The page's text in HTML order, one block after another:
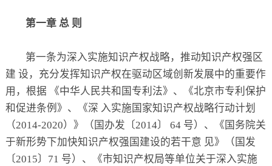
关于
第一章 总 则
第一条为深入实施知识产权战略，推动知识产权强区
建 设，充分发挥知识产权在驱动区域创新发展中的重要作
用，根据 《中华人民共和国专利法》、《北京市专利保护
和促进条例》、《深 入实施国家知识产权战略行动计划
（2014-2020）》（国办发〔2014〕 64 号）、《国务院关
于新形势下加快知识产权强国建设的若干意 见》（国发
〔2015〕71 号）、《市知识产权局等单位关于深入实施